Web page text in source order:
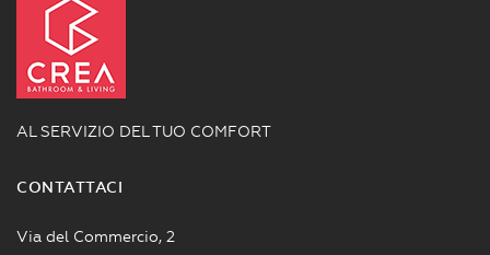
AL SERVIZIO DEL TUO COMFORT
CONTATTACI
Via del Commercio, 2